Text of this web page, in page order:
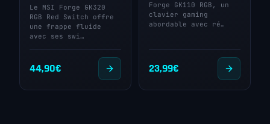
Le MSI Forge GK320
RGB Red Switch offre
une frappe fluide
avec ses swi…
44,90€
Forge GK110 RGB, un
clavier gaming
abordable avec ré…
23,99€